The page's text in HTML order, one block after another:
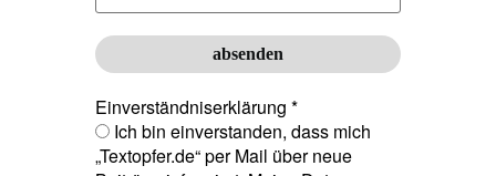
Einverständniserklärung *
Ich bin einverstanden, dass mich
„Textopfer.de“ per Mail über neue